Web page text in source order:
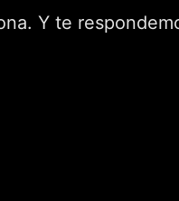
Y te